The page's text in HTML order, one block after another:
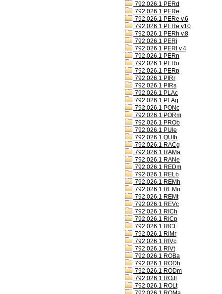
792.026.1 PERd
792.026.1 PERe
792.026.1 PERe v.6
792.026.1 PERe v10
792.026.1 PERh v.8
792.026.1 PERj
792.026.1 PERl v.4
792.026.1 PERn
792.026.1 PERo
792.026.1 PERp
792.026.1 PIRr
792.026.1 PIRs
792.026.1 PLAc
792.026.1 PLAg
792.026.1 PONc
792.026.1 PORm
792.026.1 PROb
792.026.1 PUIe
792.026.1 QUIh
792.026.1 RACg
792.026.1 RAMa
792.026.1 RANe
792.026.1 REDm
792.026.1 RELb
792.026.1 REMh
792.026.1 REMo
792.026.1 REMt
792.026.1 REVc
792.026.1 RICh
792.026.1 RICp
792.026.1 RICt
792.026.1 RIMr
792.026.1 RIVc
792.026.1 RIVt
792.026.1 ROBa
792.026.1 RODh
792.026.1 RODm
792.026.1 ROJl
792.026.1 ROLt